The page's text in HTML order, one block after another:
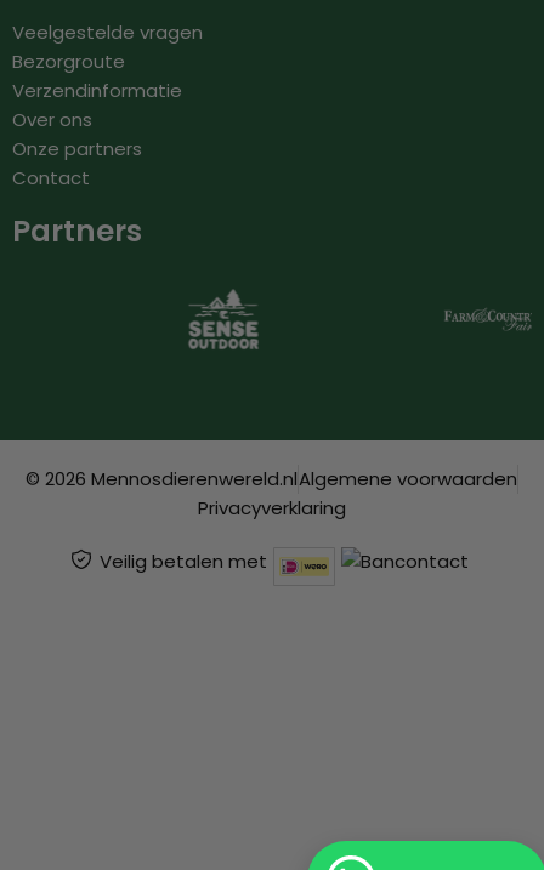
Veelgestelde vragen
Bezorgroute
Verzendinformatie
Over ons
Onze partners
Contact
Partners
© 2026 Mennosdierenwereld.nlAlgemene voorwaarden
Privacyverklaring
Veilig betalen met